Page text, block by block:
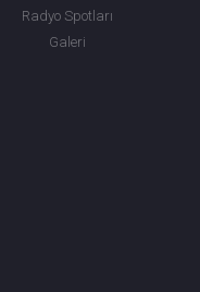
Radyo Spotları
Galeri